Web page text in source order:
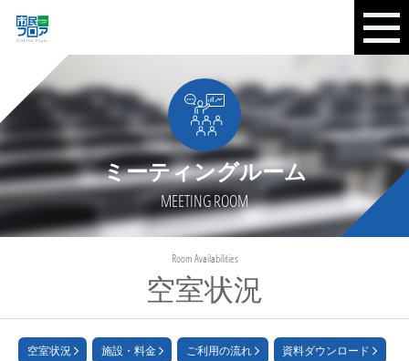
ミーティングルーム
MEETING ROOM
空室状況
Room Availabilities
空室状況 施設・料金 ご利用の流れ 資料ダウンロード